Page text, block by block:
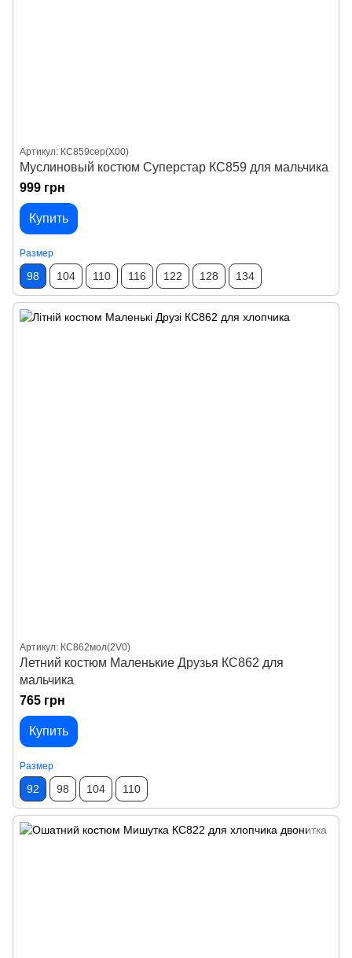
Артикул: КС859сер(X00)
Муслиновый костюм Суперстар КС859 для мальчика
999 грн
Купить
Размер
98 104 110 116 122 128 134
Артикул: КС862мол(2V0)
Летний костюм Маленькие Друзья КС862 для
мальчика
765 грн
Купить
Размер
92 98 104 110